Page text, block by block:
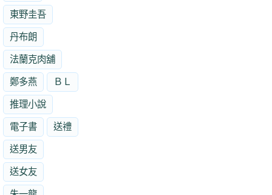
東野圭吾
丹布朗
法蘭克肉舖
鄭多燕 ＢＬ
推理小說
電子書 送禮
送男友
送女友